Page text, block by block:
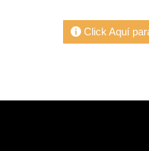
Click Aquí